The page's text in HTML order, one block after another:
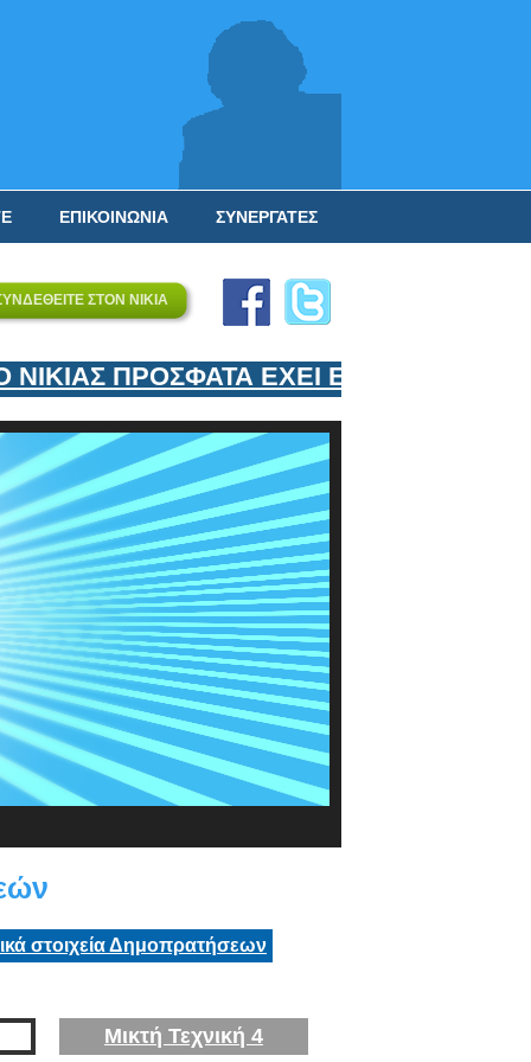
ΣΥΝΕΡΓΑΤΕΣ
ΕΠΙΚΟΙΝΩΝΙΑ
ΣΤΟΝ ΝΙΚΙΑ
ΠΡΟΣΦΑΤΑ ΕΧΕΙ ΕΝΤΑΞΕΙ ΣΤΟΝ
στοιχεία Δημοπρατήσεων
Μικτή Τεχνική 4